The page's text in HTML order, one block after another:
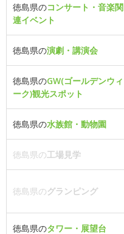
徳島県のコンサート・音楽関
連イベント
徳島県の演劇・講演会
徳島県のGW(ゴールデンウィ
ーク)観光スポット
徳島県の水族館・動物園
徳島県の工場見学
徳島県のグランピング
徳島県のタワー・展望台